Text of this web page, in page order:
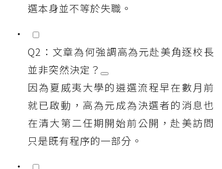
選本身並不等於失職。
Q2：文章為何強調高為元赴美角逐校長
並非突然決定？
因為夏威夷大學的遴選流程早在數月前
就已啟動，高為元成為決選者的消息也
在清大第二任期開始前公開，赴美訪問
只是既有程序的一部分。